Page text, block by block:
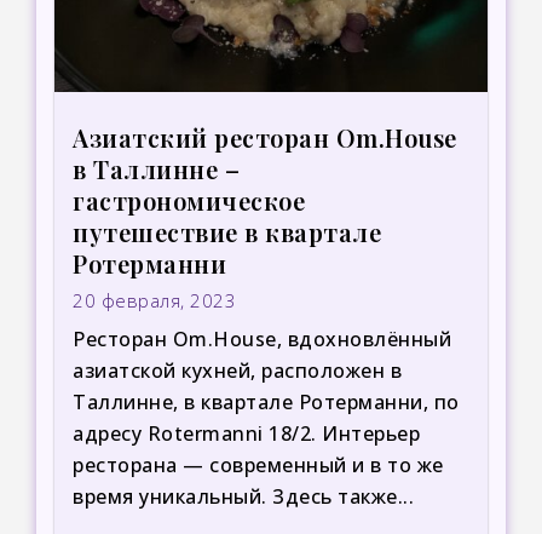
Азиатский ресторан Om.House
в Таллинне –
гастрономическое
путешествие в квартале
Ротерманни
20 февраля, 2023
Ресторан Om.House, вдохновлённый
азиатской кухней, расположен в
Таллинне, в квартале Ротерманни, по
адресу Rotermanni 18/2. Интерьер
ресторана — современный и в то же
время уникальный. Здесь также...